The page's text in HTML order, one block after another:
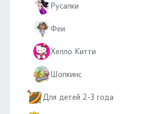
Русалки
Феи
Хелло Китти
Шопкинс
Для детей 2-3 года